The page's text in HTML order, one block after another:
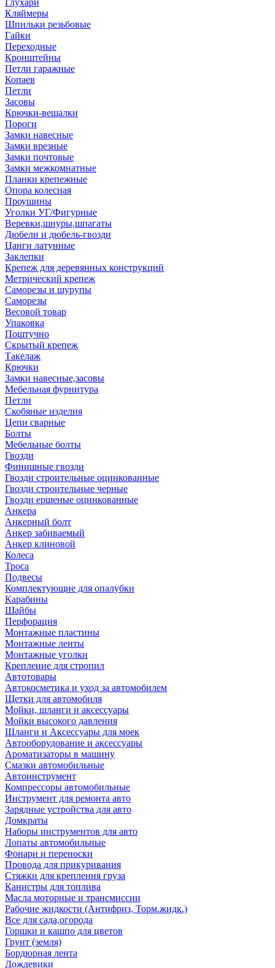
Глухари
Кляймеры
Шпильки резьбовые
Гайки
Переходные
Кронштейны
Петли гаражные
Копаев
Петли
Засовы
Крючки-вешалки
Пороги
Замки навесные
Замки врезные
Замки почтовые
Замки межкомнатные
Планки крепежные
Опора колесная
Проушины
Уголки УГ/Фигурные
Веревки,шнуры,шпагаты
Дюбели и дюбель-гвозди
Цанги латунные
Заклепки
Крепеж для деревянных конструкций
Метрический крепеж
Саморезы и шурупы
Саморезы
Весовой товар
Упаковка
Поштучно
Скрытый крепеж
Такелаж
Крючки
Замки навесные,засовы
Мебельная фурнитура
Петли
Скобяные изделия
Цепи сварные
Болты
Мебельные болты
Гвозди
Финишные гвозди
Гвозди строительные оцинкованные
Гвозди строительные черные
Гвозди ершеные оцинкованные
Анкера
Анкерный болт
Анкер забиваемый
Анкер клиновой
Колеса
Троса
Подвесы
Комплектующие для опалубки
Карабины
Шайбы
Перфорация
Монтажные пластины
Монтажные ленты
Монтажные уголки
Крепление для стропил
Автотовары
Автокосметика и уход за автомобилем
Щетки для автомобиля
Мойки, шланги и аксессуары
Мойки высокого давления
Шланги и Аксессуары для моек
Автооборудование и аксессуары
Ароматизаторы в машину
Смазки автомобильные
Автоинструмент
Компрессоры автомобильные
Инструмент для ремонта авто
Зарядные устройства для авто
Домкраты
Наборы инструментов для авто
Лопаты автомобильные
Фонари и переноски
Провода для прикуривания
Стяжки для крепления груза
Канистры для топлива
Масла моторные и трансмиссии
Рабочие жидкости (Антифриз, Торм.жидк.)
Все для сада,огорода
Горшки и кашпо для цветов
Грунт (земля)
Бордюрная лента
Дождевики